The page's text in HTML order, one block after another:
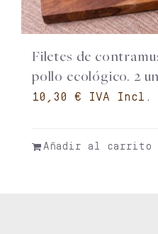
Filetes de
pollo ecológico. 2
€
Añadir al carrito